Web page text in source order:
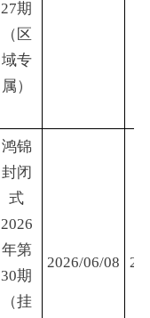
27期
（区
域专
属）
鸿锦
封闭
式
2026
年第
30期
（挂
2026/06/08